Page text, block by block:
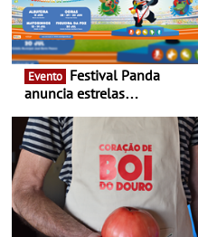
Evento
anuncia estrelas
- Entre Junho e Julho pelo
país